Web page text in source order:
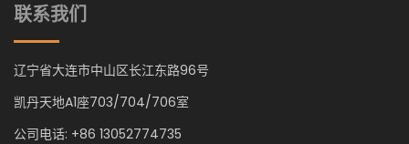
联系我们
辽宁省大连市中山区长江东路96号
凯丹天地A1座703/704/706室
公司电话: +86 13052774735